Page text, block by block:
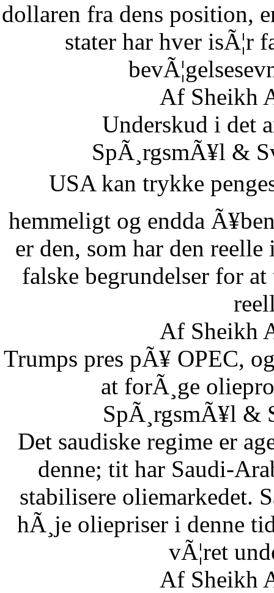
dollaren fra dens position,
stater har hver isÃ¦r
Af Sheikh
Underskud i det
SpÃ¸rgsmÃ¥l &
USA kan trykke
hemmeligt og endda
er den, som har den
falske begrundelser for
Af Sheikh
Trumps pres pÃ¥ OPEC,
at forÃ¸ge
SpÃ¸rgsmÃ¥l &
Det saudiske regime er
denne; tit har Saudi-
stabilisere oliemarkedet.
hÃ¸je oliepriser i denne
vÃ¦ret
Af Sheikh